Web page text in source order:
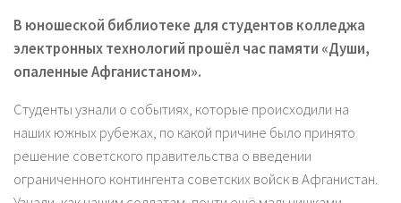
В юношеской библиотеке для студентов колледжа
электронных технологий прошёл час памяти «Души,
опаленные Афганистаном».
Студенты узнали о событиях, которые происходили на
наших южных рубежах, по какой причине было принято
решение советского правительства о введении
ограниченного контингента советских войск в Афганистан.